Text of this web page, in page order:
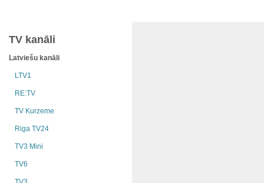
TV kanāli
Latviešu kanāli
LTV1
RE:TV
TV Kurzeme
Riga TV24
TV3 Mini
TV6